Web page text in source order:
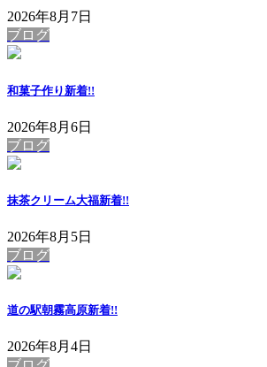
2026年8月7日
ブログ
和菓子作り新着!!
2026年8月6日
ブログ
抹茶クリーム大福新着!!
2026年8月5日
ブログ
道の駅朝霧高原新着!!
2026年8月4日